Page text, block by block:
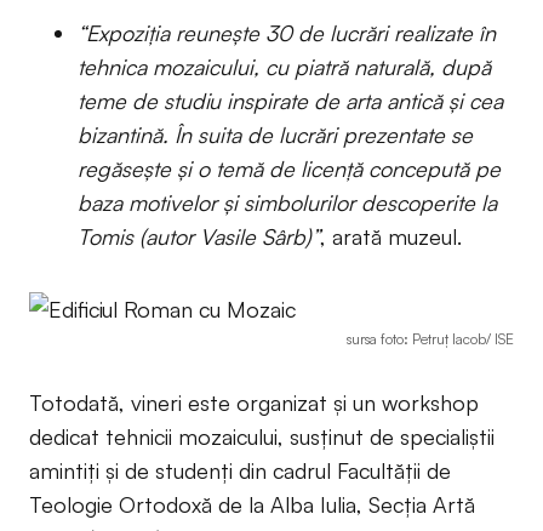
“Expoziția reunește 30 de lucrări realizate în
tehnica mozaicului, cu piatră naturală, după
teme de studiu inspirate de arta antică și cea
bizantină. În suita de lucrări prezentate se
regăsește și o temă de licență concepută pe
baza motivelor și simbolurilor descoperite la
Tomis (autor Vasile Sârb)”, arată muzeul.
sursa foto: Petruț Iacob/ ISE
Totodată, vineri este organizat și un workshop
dedicat tehnicii mozaicului, susținut de specialiștii
amintiți și de studenți din cadrul Facultății de
Teologie Ortodoxă de la Alba Iulia, Secția Artă